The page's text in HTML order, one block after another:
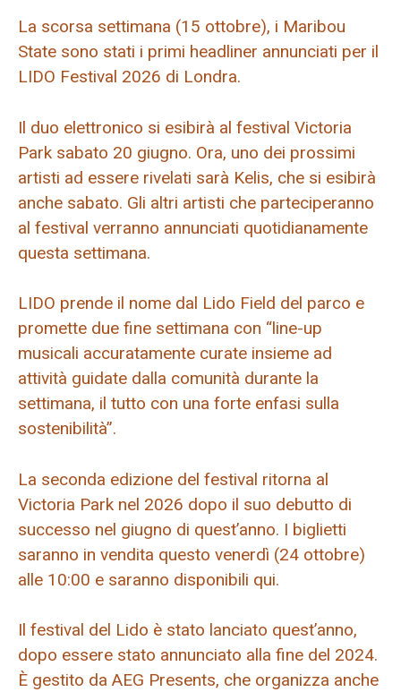
La scorsa settimana (15 ottobre), i Maribou
State sono stati i primi headliner annunciati per il
LIDO Festival 2026 di Londra.
Il duo elettronico si esibirà al festival Victoria
Park sabato 20 giugno. Ora, uno dei prossimi
artisti ad essere rivelati sarà Kelis, che si esibirà
anche sabato. Gli altri artisti che parteciperanno
al festival verranno annunciati quotidianamente
questa settimana.
LIDO prende il nome dal Lido Field del parco e
promette due fine settimana con “line-up
musicali accuratamente curate insieme ad
attività guidate dalla comunità durante la
settimana, il tutto con una forte enfasi sulla
sostenibilità”.
La seconda edizione del festival ritorna al
Victoria Park nel 2026 dopo il suo debutto di
successo nel giugno di quest’anno. I biglietti
saranno in vendita questo venerdì (24 ottobre)
alle 10:00 e saranno disponibili qui.
Il festival del Lido è stato lanciato quest’anno,
dopo essere stato annunciato alla fine del 2024.
È gestito da AEG Presents, che organizza anche